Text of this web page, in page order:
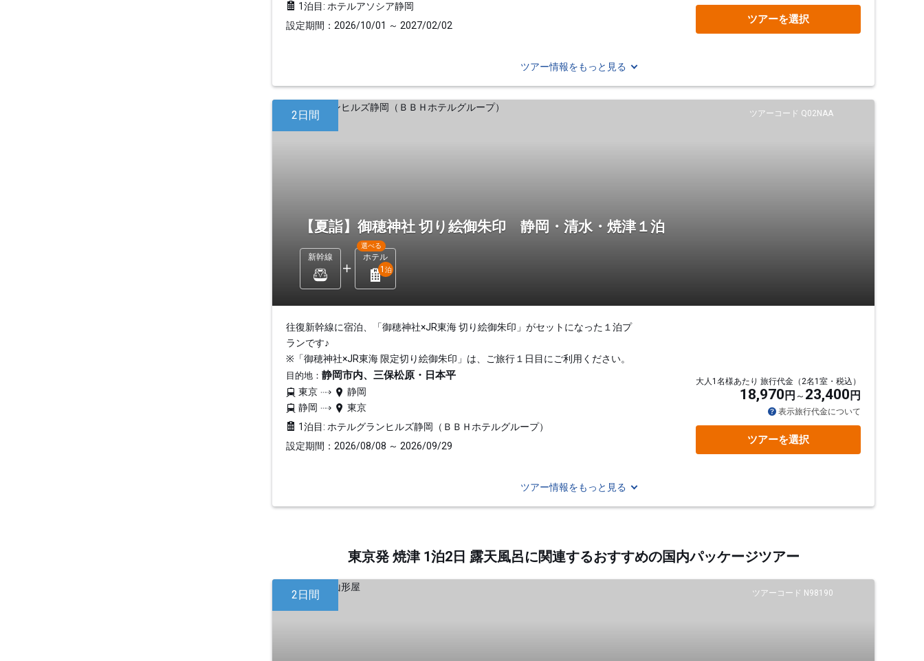
1泊目: ホテルアソシア静岡
設定期間：2026/10/01 ～ 2027/02/02
ツアーを選択
ツアー情報をもっと見る
ツアーコード Q02NAA
2日間
【夏詣】御穂神社 切り絵御朱印 静岡・清水・焼津１泊
新幹線 ホテル
選べる
1 泊
往復新幹線に宿泊、「御穂神社×JR東海 切り絵御朱印」がセットになった１泊プ
ランです♪
※「御穂神社×JR東海 限定切り絵御朱印」は、ご旅行１日目にご利用ください。
目的地： 静岡市内、三保松原・日本平
東京
静岡
静岡
東京
1泊目: ホテルグランヒルズ静岡（ＢＢＨホテルグループ）
設定期間：2026/08/08 ～ 2026/09/29
大人1名様あたり 旅行代金（2名1室・税込）
18,970 円 23,400 円
表示旅行代金について
ツアーを選択
ツアー情報をもっと見る
東京発 焼津 1泊2日 露天風呂に関連するおすすめの国内パッケージツアー
ツアーコード N98190
2日間